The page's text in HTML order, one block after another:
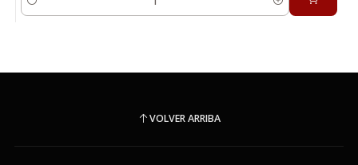
Cantidad
VOLVER ARRIBA